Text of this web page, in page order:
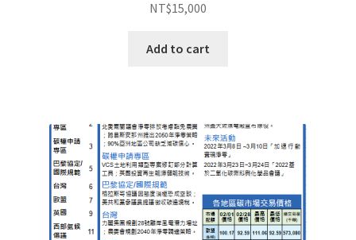
NT$15,000
Add to cart